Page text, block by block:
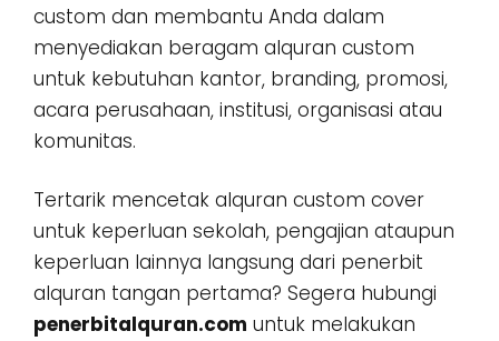
custom dan membantu Anda dalam
menyediakan beragam alquran custom
untuk kebutuhan kantor, branding, promosi,
acara perusahaan, institusi, organisasi atau
komunitas.
Tertarik mencetak alquran custom cover
untuk keperluan sekolah, pengajian ataupun
keperluan lainnya langsung dari penerbit
alquran tangan pertama? Segera hubungi
penerbitalquran.com untuk melakukan